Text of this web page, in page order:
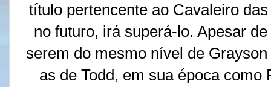
título pertencente ao Cavaleiro
no futuro, irá superá-lo. Apesar
serem do mesmo nível de
as de Todd, em sua época